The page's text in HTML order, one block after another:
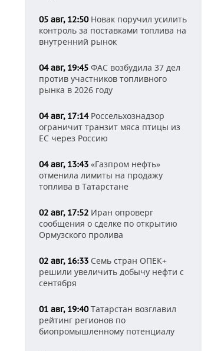
05 авг, 12:50Новак поручил усилить
контроль за поставками топлива на
внутренний рынок
04 авг, 19:45 ФАС возбудила 37 дел
против участников топливного
рынка в 2026 году
04 авг, 17:14Россельхознадзор
ограничит транзит мяса птицы из
ЕС через Россию
04 авг, 13:43 «Газпром нефть»
отменила лимиты на продажу
топлива в Татарстане
02 авг, 17:52 Иран опроверг
сообщения о сделке по открытию
Ормузского пролива
02 авг, 16:33 Семь стран ОПЕК+
решили увеличить добычу нефти с
сентября
01 авг, 19:40Татарстан возглавил
рейтинг регионов по
биопромышленному потенциалу